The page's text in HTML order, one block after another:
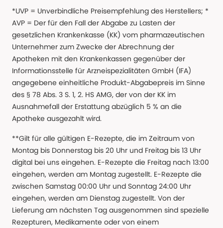
*UVP = Unverbindliche Preisempfehlung des Herstellers; *
AVP = Der für den Fall der Abgabe zu Lasten der
gesetzlichen Krankenkasse (KK) vom pharmazeutischen
Unternehmer zum Zwecke der Abrechnung der
Apotheken mit den Krankenkassen gegenüber der
Informationsstelle für Arzneispezialitäten GmbH (IFA)
angegebene einheitliche Produkt-Abgabepreis im Sinne
des § 78 Abs. 3 S. 1, 2. HS AMG, der von der KK im
Ausnahmefall der Erstattung abzüglich 5 % an die
Apotheke ausgezahlt wird.
**Gilt für alle gültigen E-Rezepte, die im Zeitraum von
Montag bis Donnerstag bis 20 Uhr und Freitag bis 13 Uhr
digital bei uns eingehen. E-Rezepte die Freitag nach 13:00
eingehen, werden am Montag zugestellt. E-Rezepte die
zwischen Samstag 00:00 Uhr und Sonntag 24:00 Uhr
eingehen, werden am Dienstag zugestellt. Von der
Lieferung am nächsten Tag ausgenommen sind spezielle
Rezepturen, Medikamente oder von einem